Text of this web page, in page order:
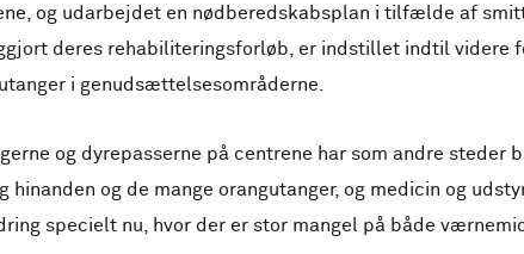
og udarbejdet en nødberedskabsplan i tilfælde af
deres rehabiliteringsforløb, er indstillet indtil videre
i genudsættelsesområderne.
og dyrepasserne på centrene har som andre
hinanden og de mange orangutanger, og medicin og
specielt nu, hvor der er stor mangel på både